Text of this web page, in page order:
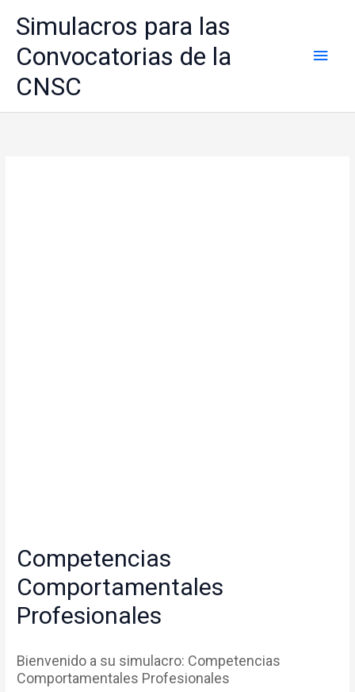
Simulacros para las
Convocatorias de la
CNSC
Competencias
Comportamentales
Profesionales
Bienvenido a su simulacro: Competencias
Comportamentales Profesionales